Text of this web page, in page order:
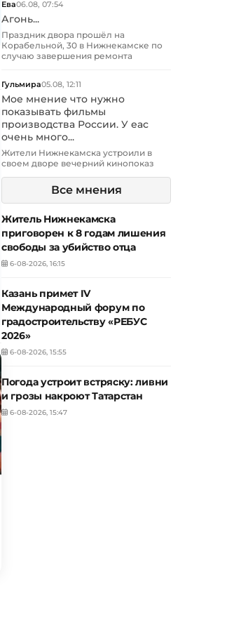
Ева06.08, 07:54
Агонь...
Праздник двора прошёл на
Корабельной, 30 в Нижнекамске по
случаю завершения ремонта
Гульмира05.08, 12:11
Мое мнение что нужно
показывать фильмы
производства России. У еас
очень много...
Жители Нижнекамска устроили в
своем дворе вечерний кинопоказ
Все мнения
Житель Нижнекамска
приговорен к 8 годам лишения
свободы за убийство отца
6-08-2026, 16:15
Казань примет IV
Международный форум по
градостроительству «РЕБУС
2026»
6-08-2026, 15:55
Погода устроит встряску: ливни
и грозы накроют Татарстан
6-08-2026, 15:47